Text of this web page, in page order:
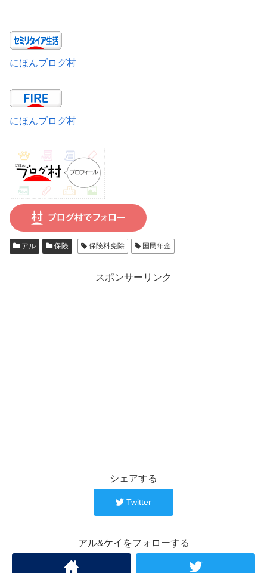
にほんブログ村
にほんブログ村
アル 保険 保険料免除 国民年金
スポンサーリンク
シェアする
Twitter
アル&ケイをフォローする